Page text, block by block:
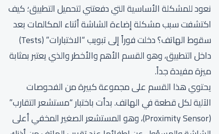
نعود للمشكلة الأساسية التي دفعتني لتحميل التطبيق؛ كيف
اكتشفت سبب مشكلة إضاءة الشاشة أثناء المكالمات بعد
سقوط الهاتف؟ دخلت فوراً إلى تبويب “الاختبارات” (Tests)
داخل التطبيق، وهو القسم الأهم والأخطر والذي يعتبر بمثابة
ميزة مفيدة جداً.
يحتوي هذا القسم على مجموعة كبيرة من الفحوصات
الآلية لكل قطعة في الهاتف. بدأت باختبار “مستشعر التقارب”
(Proximity Sensor)، وهو المستشعر الصغير المخفي أعلى